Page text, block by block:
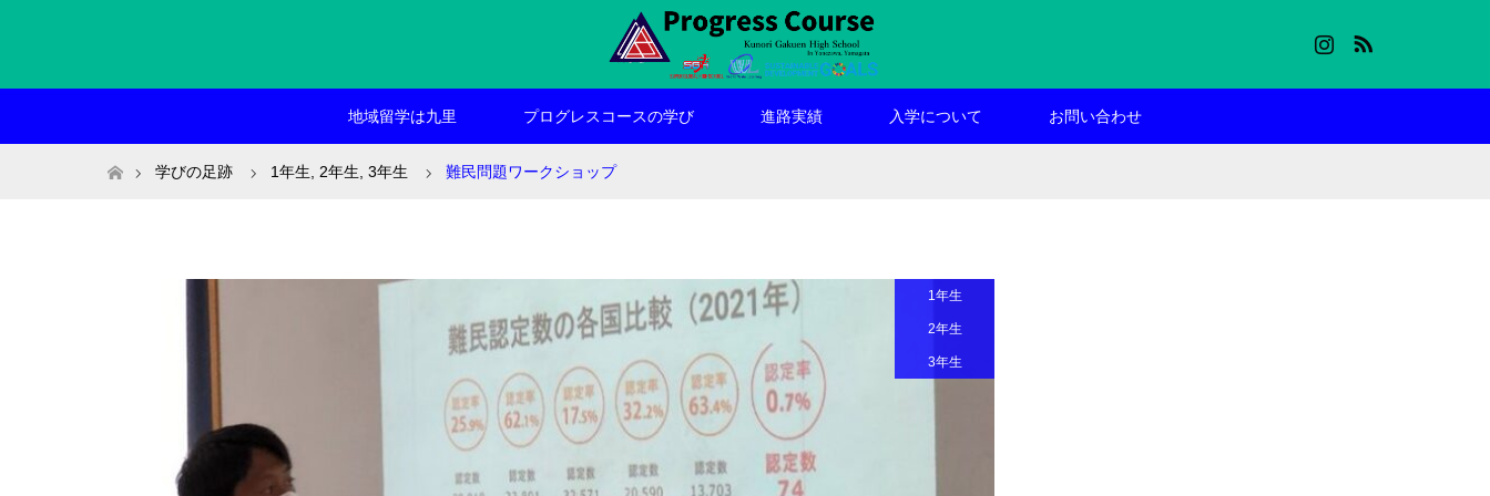
地域留学は九里 プログレスコースの学び 進路実績 入学について お問い合わせ
ホーム学びの足跡 1年生 2年生 3年生 難民問題ワークショップ
1年生
2年生
3年生